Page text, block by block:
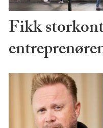
Fikk